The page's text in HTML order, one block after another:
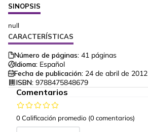
SINOPSIS
null
CARACTERÍSTICAS
Número de páginas: 41 páginas
Idioma: Español
Fecha de publicación: 24 de abril de 2012
ISBN: 9788475848679
Comentarios
0 Calificación promedio (0 comentarios)